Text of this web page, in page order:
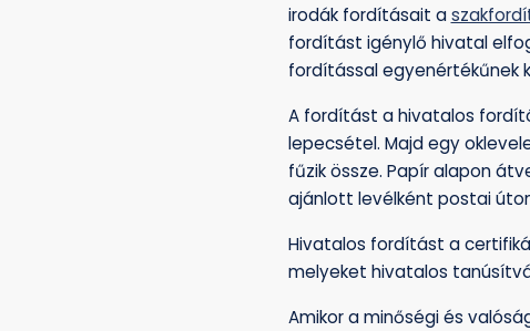
irodák fordításait a
fordítást igénylő hivatal
fordítással egyenértékűnek
A fordítást a hivatalos
lepecsétel. Majd egy
fűzik össze. Papír alapon
ajánlott levélként postai
Hivatalos fordítást a
melyeket hivatalos
Amikor a minőségi és